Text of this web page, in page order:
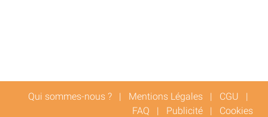
Qui sommes-nous ? | Mentions Légales | CGU |
FAQ | Publicité | Cookies